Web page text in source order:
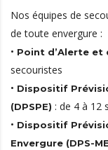
Nos équipes de
de toute envergure :
• Point d’Alerte et
secouristes
• Dispositif
(DPSPE) : de 4 à 12
• Dispositif
Envergure (DPS-